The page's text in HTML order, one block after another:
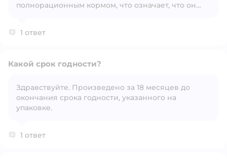
полнорационным кормом, что означает, что он
корма возможна, но рекомендуется делать это
старый и новый корм, постепенно увеличивая
1 ответ
Открыть вопрос
Какой срок годности?
Здравствуйте. Произведено за 18 месяцев до
окончания срока годности, указанного на
упаковке.
1 ответ